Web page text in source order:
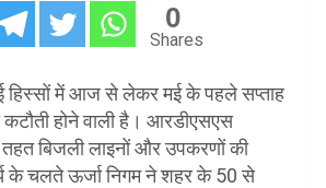
0
Shares
हिस्सों में आज से लेकर मई के पहले सप्ताह
कटौती होने वाली है। आरडीएसएस
बिजली लाइनों और उपकरणों की
के चलते ऊर्जा निगम ने शहर के 50 से